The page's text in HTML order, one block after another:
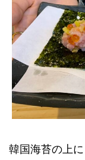
韓国海苔の上